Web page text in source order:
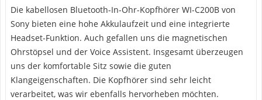
Die kabellosen Bluetooth-In-Ohr-Kopfhörer WI-C200B von
Sony bieten eine hohe Akkulaufzeit und eine integrierte
Headset-Funktion. Auch gefallen uns die magnetischen
Ohrstöpsel und der Voice Assistent. Insgesamt überzeugen
uns der komfortable Sitz sowie die guten
Klangeigenschaften. Die Kopfhörer sind sehr leicht
verarbeitet, was wir ebenfalls hervorheben möchten.